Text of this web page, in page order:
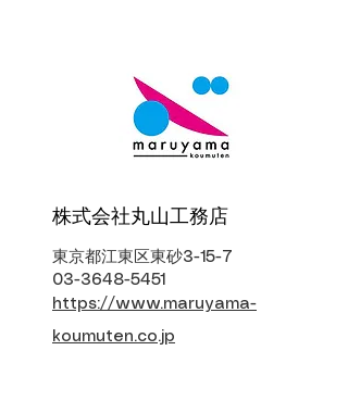
株式会社丸山工務店
東京都江東区東砂3-15-7
03-3648-5451
https://www.maruyama-
koumuten.co.jp